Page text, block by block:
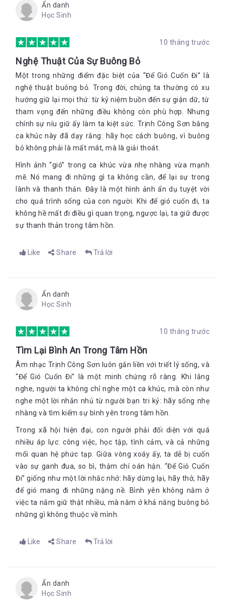
Ẩn danh
Học Sinh
10 tháng trước
Nghệ Thuật Của Sự Buông Bỏ
Một trong những điểm đặc biệt của “Để Gió Cuốn Đi” là
nghệ thuật buông bỏ. Trong đời, chúng ta thường có xu
hướng giữ lại mọi thứ: từ kỷ niệm buồn đến sự giận dữ, từ
tham vọng đến những điều không còn phù hợp. Nhưng
chính sự níu giữ ấy làm ta kiệt sức. Trịnh Công Sơn bằng
ca khúc này đã dạy rằng: hãy học cách buông, vì buông
bỏ không phải là mất mát, mà là giải thoát.
Hình ảnh “gió” trong ca khúc vừa nhẹ nhàng vừa mạnh
mẽ. Nó mang đi những gì ta không cần, để lại sự trong
lành và thanh thản. Đây là một hình ảnh ẩn dụ tuyệt vời
cho quá trình sống của con người. Khi để gió cuốn đi, ta
không hề mất đi điều gì quan trọng, ngược lại, ta giữ được
sự thanh thản trong tâm hồn.
Like Share Trả lời
Ẩn danh
Học Sinh
10 tháng trước
Tìm Lại Bình An Trong Tâm Hồn
Âm nhạc Trịnh Công Sơn luôn gắn liền với triết lý sống, và
“Để Gió Cuốn Đi” là một minh chứng rõ ràng. Khi lắng
nghe, người ta không chỉ nghe một ca khúc, mà còn như
nghe một lời nhắn nhủ từ người bạn tri kỷ: hãy sống nhẹ
nhàng và tìm kiếm sự bình yên trong tâm hồn.
Trong xã hội hiện đại, con người phải đối diện với quá
nhiều áp lực: công việc, học tập, tình cảm, và cả những
mối quan hệ phức tạp. Giữa vòng xoáy ấy, ta dễ bị cuốn
vào sự ganh đua, so bì, thậm chí oán hận. “Để Gió Cuốn
Đi” giống như một lời nhắc nhở: hãy dừng lại, hãy thở, hãy
để gió mang đi những nặng nề. Bình yên không nằm ở
việc ta nắm giữ thật nhiều, mà nằm ở khả năng buông bỏ
những gì không thuộc về mình.
Like Share Trả lời
Ẩn danh
Học Sinh